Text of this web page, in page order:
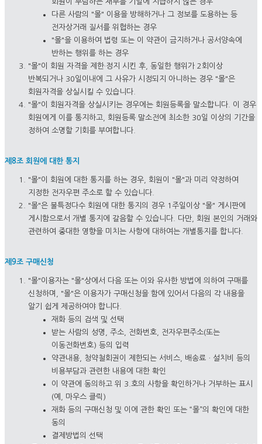
회원이 부담하는 채무를 기일에 지급하지 않는 경우
다른 사람의 "몰" 이용을 방해하거나 그 정보를 도용하는 등
전자상거래 질서를 위협하는 경우
"몰"을 이용하여 법령 또는 이 약관이 금지하거나 공서양속에
반하는 행위를 하는 경우
"몰"이 회원 자격을 제한·정지 시킨 후, 동일한 행위가 2회이상
반복되거나 30일이내에 그 사유가 시정되지 아니하는 경우 "몰"은
회원자격을 상실시킬 수 있습니다.
"몰"이 회원자격을 상실시키는 경우에는 회원등록을 말소합니다. 이 경우
회원에게 이를 통지하고, 회원등록 말소전에 최소한 30일 이상의 기간을
정하여 소명할 기회를 부여합니다.
제8조 회원에 대한 통지
"몰"이 회원에 대한 통지를 하는 경우, 회원이 "몰"과 미리 약정하여
지정한 전자우편 주소로 할 수 있습니다.
"몰"은 불특정다수 회원에 대한 통지의 경우 1주일이상 "몰" 게시판에
게시함으로서 개별 통지에 갈음할 수 있습니다. 다만, 회원 본인의 거래와
관련하여 중대한 영향을 미치는 사항에 대하여는 개별통지를 합니다.
제9조 구매신청
"몰"이용자는 "몰"상에서 다음 또는 이와 유사한 방법에 의하여 구매를
신청하며, "몰"은 이용자가 구매신청을 함에 있어서 다음의 각 내용을
알기 쉽게 제공하여야 합니다.
재화 등의 검색 및 선택
받는 사람의 성명, 주소, 전화번호, 전자우편주소(또는
이동전화번호) 등의 입력
약관내용, 청약철회권이 제한되는 서비스, 배송료ㆍ설치비 등의
비용부담과 관련한 내용에 대한 확인
이 약관에 동의하고 위 3.호의 사항을 확인하거나 거부하는 표시
(예, 마우스 클릭)
재화 등의 구매신청 및 이에 관한 확인 또는 “몰”의 확인에 대한
동의
결제방법의 선택